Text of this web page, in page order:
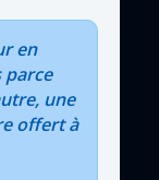
en
une
offert à